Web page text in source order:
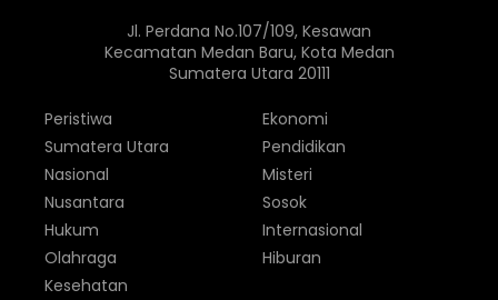
Jl. Perdana No.107/109, Kesawan
Kecamatan Medan Baru, Kota Medan
Sumatera Utara 20111
Peristiwa
Sumatera Utara
Nasional
Nusantara
Hukum
Olahraga
Ekonomi
Pendidikan
Misteri
Sosok
Internasional
Hiburan
Kesehatan